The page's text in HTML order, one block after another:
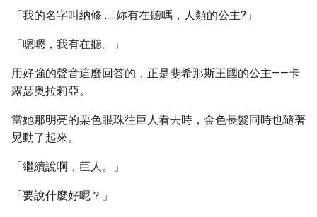
「我的名字叫納修……妳有在聽嗎，人類的公主?」
「嗯嗯，我有在聽。」
用好強的聲音這麼回答的，正是斐希那斯王國的公主——卡
露瑟奥拉莉亞。
當她那明亮的栗色眼珠往巨人看去時，金色長髮同時也隨著
晃動了起來。
「繼續說啊，巨人。」
「要說什麼好呢？」